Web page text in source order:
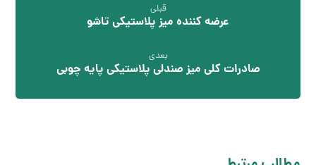
قبلی
عرضه کننده میز پلاستیکی تاشو
بعدی
صادرات کلی میز صندلی پلاستیکی پایه چوبی